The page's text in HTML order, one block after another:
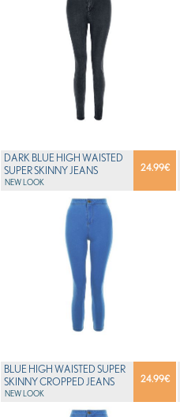
24.99€
DARK BLUE HIGH WAISTED
SUPER SKINNY JEANS
NEW LOOK
24.99€
BLUE HIGH WAISTED SUPER
SKINNY CROPPED JEANS
NEW LOOK